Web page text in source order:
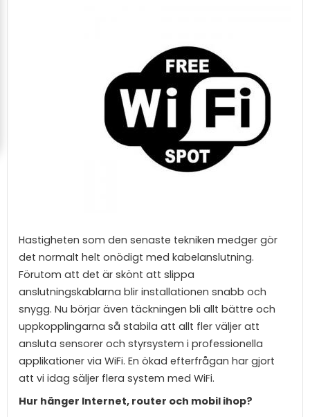
Hastigheten som den senaste tekniken medger gör
det normalt helt onödigt med kabelanslutning.
Förutom att det är skönt att slippa
anslutningskablarna blir installationen snabb och
snygg. Nu börjar även täckningen bli allt bättre och
uppkopplingarna så stabila att allt fler väljer att
ansluta sensorer och styrsystem i professionella
applikationer via WiFi. En ökad efterfrågan har gjort
att vi idag säljer flera system med WiFi.
Hur hänger Internet, router och mobil ihop?